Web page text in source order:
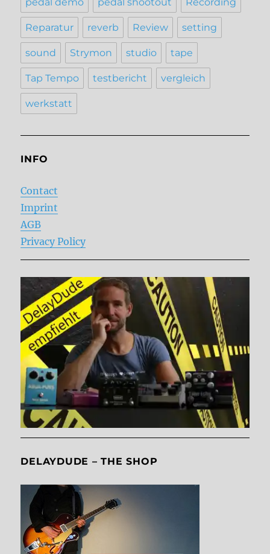
Reparatur reverb Review setting
sound Strymon studio tape
Tap Tempo testbericht vergleich
werkstatt
INFO
Contact
Imprint
AGB
Privacy Policy
DELAYDUDE – THE SHOP